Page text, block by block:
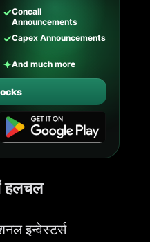
✓Concall
Announcements
✓Capex Announcements
✦And much more
हलचल
इन्वेस्टर्स